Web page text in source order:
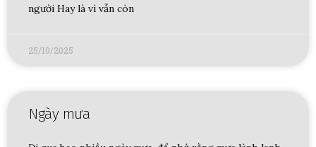
người Hay là vì vẫn còn
25/10/2025
Ngày mưa